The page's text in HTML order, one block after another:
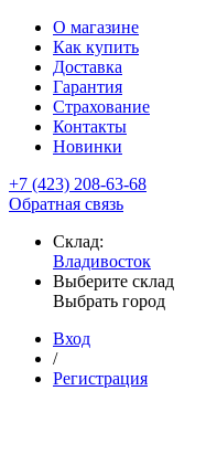
О магазине
Как купить
Доставка
Гарантия
Страхование
Контакты
Новинки
+7 (423) 208-63-68
Обратная связь
Склад:
Владивосток
Выберите склад
Выбрать город
Вход
/
Регистрация